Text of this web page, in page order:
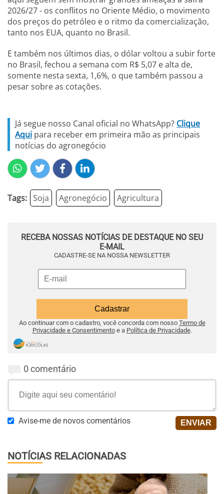
2026/27 - os conflitos no Oriente Médio, o movimento
dos preços do petróleo e o ritmo da comercialização,
tanto nos EUA, quanto no Brasil.
E também nos últimos dias, o dólar voltou a subir forte
no Brasil, fechou a semana com R$ 5,07 e alta de,
somente nesta sexta, 1,6%, o que também passou a
pesar sobre as cotações.
Já segue nosso Canal oficial no WhatsApp? Clique
Aqui para receber em primeira mão as principais
notícias do agronegócio
Tags: Soja Agronegócio Agricultura
RECEBA NOSSAS NOTÍCIAS DE DESTAQUE NO SEU
E-MAIL
CADASTRE-SE NA NOSSA NEWSLETTER
Ao continuar com o cadastro, você concorda com nosso Termo de
Privacidade e Consentimentoe a Política de Privacidade.
0 comentário
Avise-me de novos comentários
NOTÍCIAS RELACIONADAS